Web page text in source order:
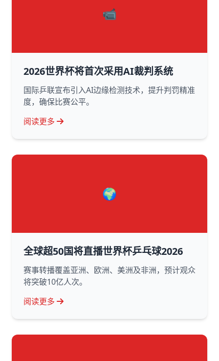
📹
2026世界杯将首次采用AI裁判系统
国际乒联宣布引入AI边缘检测技术，提升判罚精准
度，确保比赛公平。
阅读更多
🌍
全球超50国将直播世界杯乒乓球2026
赛事转播覆盖亚洲、欧洲、美洲及非洲，预计观众
将突破10亿人次。
阅读更多